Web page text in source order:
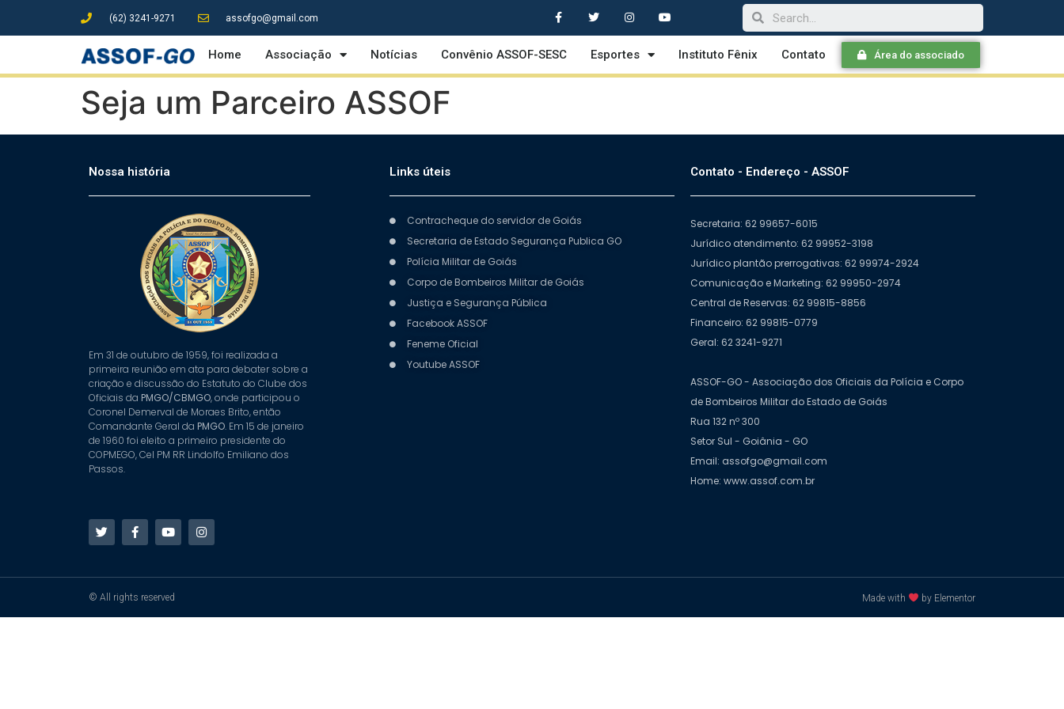
(62) 3241-9271 assofgo@gmail.com
Home Associação Notícias Convênio ASSOF-SESC Esportes Instituto Fênix Contato Área do associado
Seja um Parceiro ASSOF
Nossa história
Em 31 de outubro de 1959, foi realizada a
primeira reunião em ata para debater sobre a
criação e discussão do Estatuto do Clube dos
Oficiais da PMGO/CBMGO, onde participou o
Coronel Demerval de Moraes Brito, então
Comandante Geral da PMGO. Em 15 de janeiro
de 1960 foi eleito a primeiro presidente do
COPMEGO, Cel PM RR Lindolfo Emiliano dos
Passos.
Links úteis
Contracheque do servidor de Goiás
Secretaria de Estado Segurança Publica GO
Polícia Militar de Goiás
Corpo de Bombeiros Militar de Goiás
Justiça e Segurança Pública
Facebook ASSOF
Feneme Oficial
Youtube ASSOF
Contato - Endereço - ASSOF
Secretaria: 62 99657-6015
Jurídico atendimento: 62 99952-3198
Jurídico plantão prerrogativas: 62 99974-2924
Comunicação e Marketing: 62 99950-2974
Central de Reservas: 62 99815-8856
Financeiro: 62 99815-0779
Geral: 62 3241-9271
ASSOF-GO - Associação dos Oficiais da Polícia e Corpo
de Bombeiros Militar do Estado de Goiás
Rua 132 nº 300
Setor Sul - Goiânia - GO
Email: assofgo@gmail.com
Home: www.assof.com.br
© All rights reserved Made with by Elementor